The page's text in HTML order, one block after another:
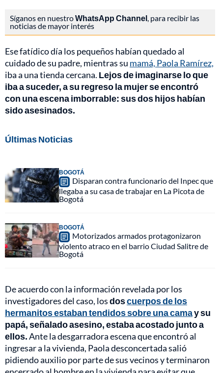
Síganos en nuestroWhatsApp Channel, para recibir las
noticias de mayor interés
Ese fatídico día los pequeños habían quedado al
cuidado de su padre, mientras su mamá, Paola Ramírez,
iba a una tienda cercana. Lejos de imaginarse lo que
iba a suceder, a su regreso la mujer se encontró
con una escena imborrable: sus dos hijos habían
sido asesinados.
Últimas Noticias
BOGOTÁ
Disparan contra funcionario del Inpec que
llegaba a su casa de trabajar en La Picota de
Bogotá
BOGOTÁ
Motorizados armados protagonizaron
violento atraco en el barrio Ciudad Salitre de
Bogotá
De acuerdo con la información revelada por los
investigadores del caso, losdoscuerpos de los
hermanitos estaban tendidos sobre una camay su
papá, señalado asesino, estaba acostado junto a
ellos.Ante la desgarradora escena que encontró al
ingresar a la vivienda, Paola desconcertada salió
pidiendo auxilio por parte de sus vecinos y terminaron